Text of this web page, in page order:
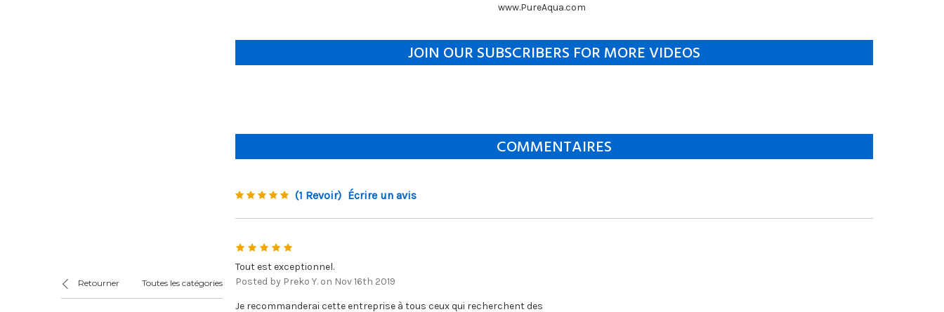
Retourner Toutes les catégories
www.PureAqua.com
JOIN OUR SUBSCRIBERS FOR MORE VIDEOS
COMMENTAIRES
(1 Revoir) Écrire un avis
Tout est exceptionnel.
Posted by Preko Y. on Nov 16th 2019
Je recommanderai cette entreprise à tous ceux qui recherchent des